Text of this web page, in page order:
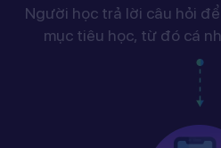
Người học trả lời câu hỏi
mục tiêu học, từ đó cá